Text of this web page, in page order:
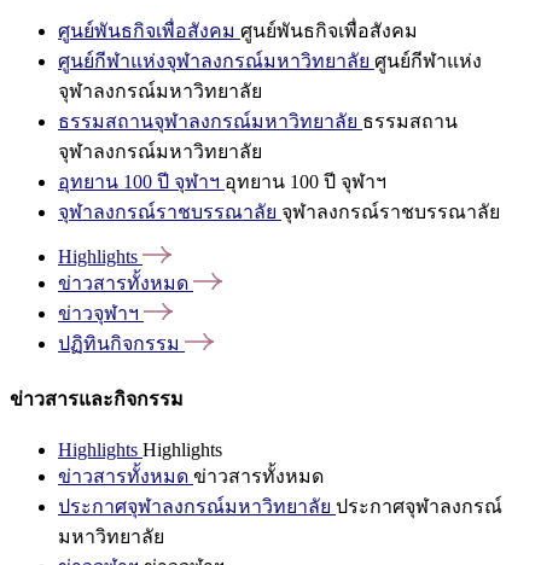
ศูนย์พันธกิจเพื่อสังคม ศูนย์พันธกิจเพื่อสังคม
ศูนย์กีฬาแห่งจุฬาลงกรณ์มหาวิทยาลัย ศูนย์กีฬาแห่ง
จุฬาลงกรณ์มหาวิทยาลัย
ธรรมสถานจุฬาลงกรณ์มหาวิทยาลัย ธรรมสถาน
จุฬาลงกรณ์มหาวิทยาลัย
อุทยาน 100 ปี จุฬาฯ อุทยาน 100 ปี จุฬาฯ
จุฬาลงกรณ์ราชบรรณาลัย จุฬาลงกรณ์ราชบรรณาลัย
Highlights
ข่าวสารทั้งหมด
ข่าวจุฬาฯ
ปฏิทินกิจกรรม
ข่าวสารและกิจกรรม
Highlights Highlights
ข่าวสารทั้งหมด ข่าวสารทั้งหมด
ประกาศจุฬาลงกรณ์มหาวิทยาลัย ประกาศจุฬาลงกรณ์
มหาวิทยาลัย